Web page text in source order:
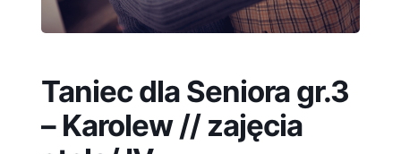
Taniec dla Seniora gr.3
– Karolew // zajęcia